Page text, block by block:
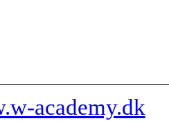
academy.dk